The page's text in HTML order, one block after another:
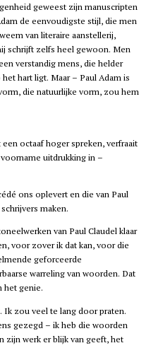
geweest zijn manuscripten
de eenvoudigste stijl, die men
van literaire aanstellerij,
schrijft zelfs heel gewoon. Men
verstandig mens, die helder
hart ligt. Maar – Paul Adam is
die natuurlijke vorm, zou hem
octaaf hoger spreken, verfraait
uitdrukking in –
ons oplevert en die van Paul
maken.
van Paul Claudel klaar
voor zover ik dat kan, voor die
geforceerde
warreling van woorden. Dat
het genie.
Ik zou veel te lang door praten.
gezegd – ik heb die woorden
zijn werk er blijk van geeft, het